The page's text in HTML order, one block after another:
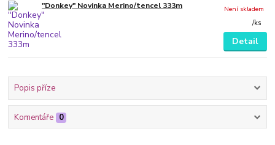
"Donkey" Novinka Merino/tencel 333m
/ks
Není skladem
Detail
Popis příze
Komentáře 0